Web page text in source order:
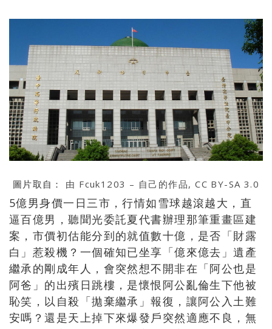
圖片取自： 由 Fcuk1203 – 自己的作品, CC BY-SA 3.0
5億男身價一日三市，行情如雪球越滾越大，直
逼百億男，聽聞光委託夏代書辦理那筆重畫區建
案，市價初估能分到的就值數十億，是否「財露
白」惹殺機？一個確知已坐享「億來億去」遺產
繼承的剛成年人，會突然想不開非在「阿公也是
阿爸」的出殯日跳樓，是懷恨阿公亂倫生下他被
恥笑，以自殺「拋棄繼承」報復，讓阿公入土難
安嗎？還是天上掉下來爆發戶突然適應不良，無